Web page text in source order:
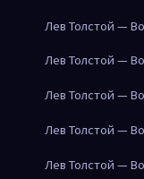
Лев Толстой —
Лев Толстой —
Лев Толстой —
Лев Толстой —
Лев Толстой —